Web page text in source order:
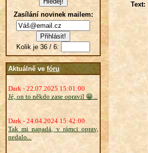
Zasílání novinek mailem:
Kolik je 36 / 6:
Aktuálně ve fóru
Dark - 22.07.2025 15:01:00
Jé, on to někdo zase opravil 😁...
Dark - 24.04.2024 15:42:00
Tak mi napadá, v rámci oprav,
nedalo...
Text: